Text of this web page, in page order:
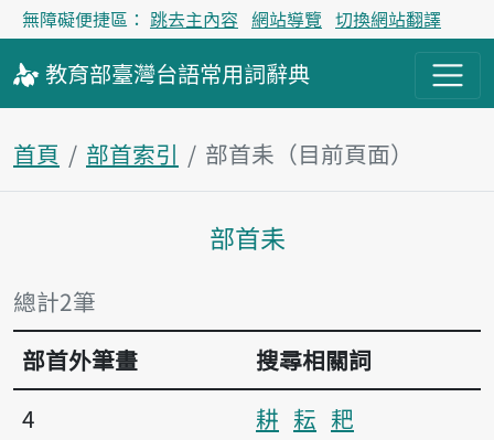
無障礙便捷區： 跳去主內容 網站導覽 切換網站翻譯
教育部臺灣台語常用詞辭典
首頁 部首索引 部首耒（目前頁面）
主內容區塊
部首耒
總計2筆
部首外筆畫
搜尋相關詞
4
耕 耘 耙